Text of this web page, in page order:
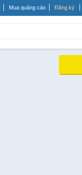
Mua quảng cáo Đăng ký